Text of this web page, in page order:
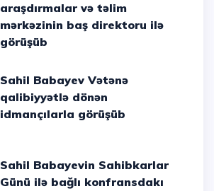
araşdırmalar və təlim
mərkəzinin baş direktoru ilə
görüşüb
Sahil Babayev Vətənə
qalibiyyətlə dönən
idmançılarla görüşüb
Sahil Babayevin Sahibkarlar
Günü ilə bağlı konfransdakı